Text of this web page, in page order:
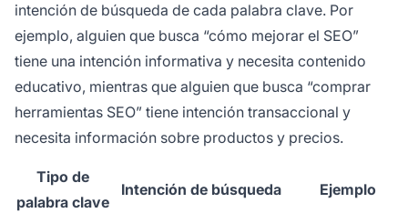
intención de búsqueda de cada palabra clave. Por
ejemplo, alguien que busca “cómo mejorar el SEO”
tiene una intención informativa y necesita contenido
educativo, mientras que alguien que busca “comprar
herramientas SEO” tiene intención transaccional y
necesita información sobre productos y precios.
Tipo de
palabra clave
Intención de búsqueda Ejemplo